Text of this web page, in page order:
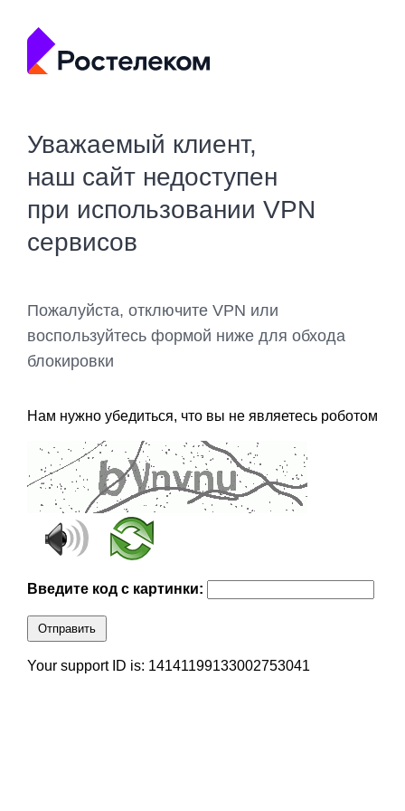
Уважаемый клиент,
наш сайт недоступен
при использовании VPN
сервисов
Пожалуйста, отключите VPN или
воспользуйтесь формой ниже для обхода
блокировки
Нам нужно убедиться, что вы не являетесь роботом
Введите код с картинки:
Отправить
Your support ID is: 14141199133002753041